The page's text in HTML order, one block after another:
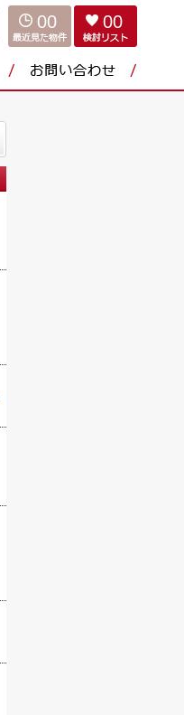
00 00